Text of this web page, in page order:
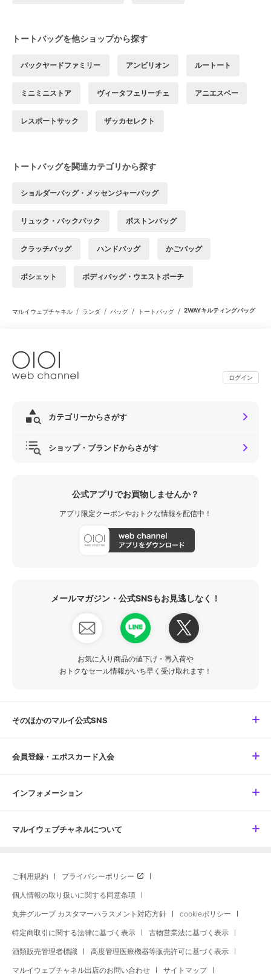
トートバッグを他ショップから探す
バックヤードファミリー アンビリオン ルートート
ミニミニストア ヴィータフェリーチェ アニエスベー
レスポートサック ザッカセレクト
トートバッグを関連カテゴリから探す
ショルダーバッグ・メッセンジャーバッグ
リュック・バックパック ボストンバッグ
クラッチバッグ ハンドバッグ かごバッグ
ポシェット ボディバッグ・ウエストポーチ
マルイウェブチャネル / ランダ / バッグ / トートバッグ / 2WAYキルティングバッグ
ログイン
カテゴリーからさがす
ショップ・ブランドからさがす
公式アプリでお買物しませんか？
アプリ限定クーポンやおトクな情報を配信中！
メールマガジン・公式SNSもお見逃しなく！
お気に入り商品の値下げ・再入荷や
おトクなセール情報がいち早く受け取れます！
そのほかのマルイ公式SNS
会員登録・エポスカード入会
インフォメーション
マルイウェブチャネルについて
ご利用規約 プライバシーポリシー
個人情報の取り扱いに関する同意条項
丸井グループ カスタマーハラスメント対応方針 cookieポリシー
特定商取引に関する法律に基づく表示 古物営業法に基づく表示
酒類販売管理者標識 高度管理医療機器等販売許可に基づく表示
マルイウェブチャネル出店のお問い合わせ サイトマップ